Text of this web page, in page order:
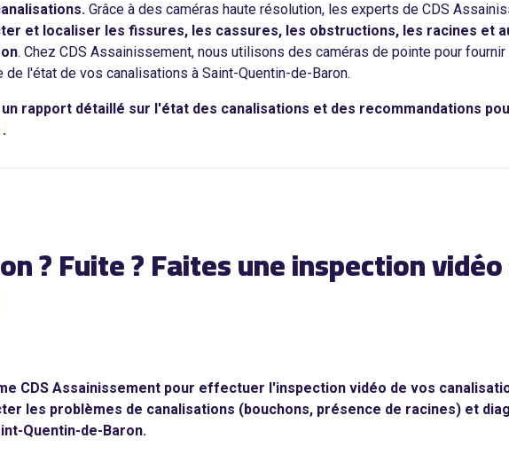
Grâce à des caméras haute résolution, les experts de CDS
et localiser les fissures, les cassures, les obstructions, les racines et
. Chez CDS Assainissement, nous utilisons des caméras de pointe pour
l'état de vos canalisations à Saint-Quentin-de-Baron.
rapport détaillé sur l'état des canalisations et des recommandations
.
? Fuite ? Faites une inspection
CDS Assainissement pour effectuer l'inspection vidéo de vos
les problèmes de canalisations (bouchons, présence de racines) et
Quentin-de-Baron.